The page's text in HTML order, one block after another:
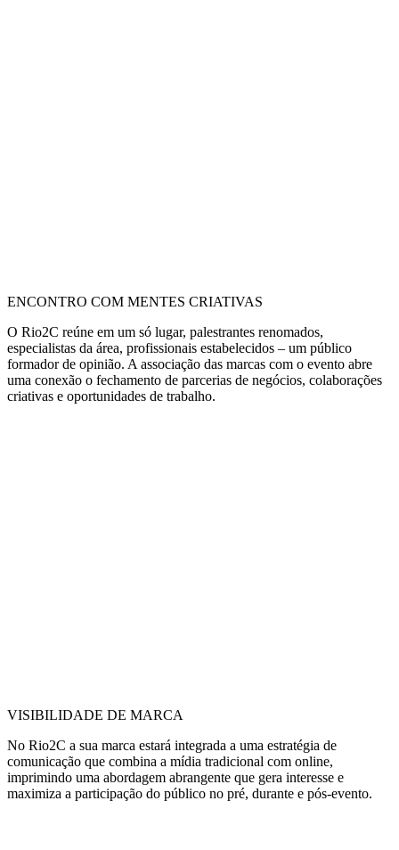
ENCONTRO COM MENTES CRIATIVAS
O Rio2C reúne em um só lugar, palestrantes renomados,
especialistas da área, profissionais estabelecidos – um público
formador de opinião. A associação das marcas com o evento abre
uma conexão o fechamento de parcerias de negócios, colaborações
criativas e oportunidades de trabalho.
VISIBILIDADE DE MARCA
No Rio2C a sua marca estará integrada a uma estratégia de
comunicação que combina a mídia tradicional com online,
imprimindo uma abordagem abrangente que gera interesse e
maximiza a participação do público no pré, durante e pós-evento.